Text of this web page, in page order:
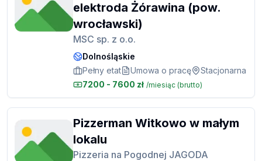
elektroda Żórawina (pow.
wrocławski)
MSC sp. z o.o.
Dolnośląskie
Pełny etat
Umowa o pracę
Stacjonarna
7200 - 7600 zł /miesiąc (brutto)
Pizzerman Witkowo w małym
lokalu
Pizzeria na Pogodnej JAGODA